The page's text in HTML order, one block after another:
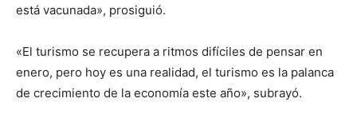
está vacunada», prosiguió.
«El turismo se recupera a ritmos difíciles de pensar en
enero, pero hoy es una realidad, el turismo es la palanca
de crecimiento de la economía este año», subrayó.